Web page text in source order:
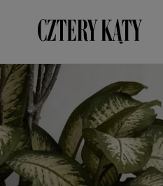
CzteryKąty - Wnętrza,